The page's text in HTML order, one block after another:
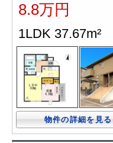
8.8万円
1LDK 37.67m²
物件の詳細を見る